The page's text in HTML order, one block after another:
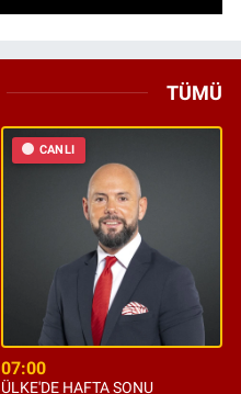
TÜMÜ
CANLI
07:00
ÜLKE'DE HAFTA SONU